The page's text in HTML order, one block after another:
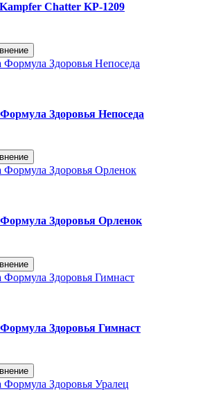
Chatter KP-1209
Здоровья Непоседа
Здоровья Орленок
Здоровья Гимнаст